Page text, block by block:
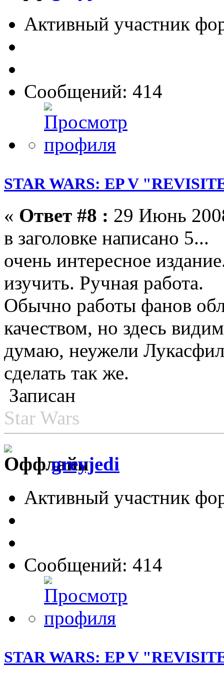
Активный участник
Сообщений: 414
STAR WARS: EP V
« Ответ #8 : 29 Июнь
в заголовке написано 5...
очень интересное
изучить. Ручная работа.
Обычно работы фанов
качеством, но здесь
думаю, неужели
сделать так же.
Записан
Star Wars
greyjedi
Активный участник
Сообщений: 414
STAR WARS: EP V